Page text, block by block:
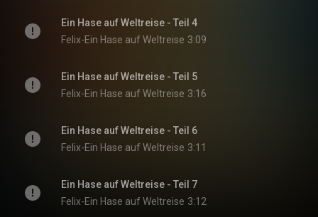
Ein Hase auf Weltreise - Teil 4
Felix-Ein Hase auf Weltreise 3:09
Ein Hase auf Weltreise - Teil 5
Felix-Ein Hase auf Weltreise 3:16
Ein Hase auf Weltreise - Teil 6
Felix-Ein Hase auf Weltreise 3:11
Ein Hase auf Weltreise - Teil 7
Felix-Ein Hase auf Weltreise 3:12